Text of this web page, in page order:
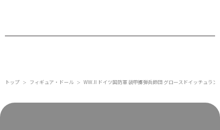
トップ ＞ フィギュア・ドール ＞ WW.II ドイツ国防軍 装甲擲弾兵師団 グロースドイッチュラ